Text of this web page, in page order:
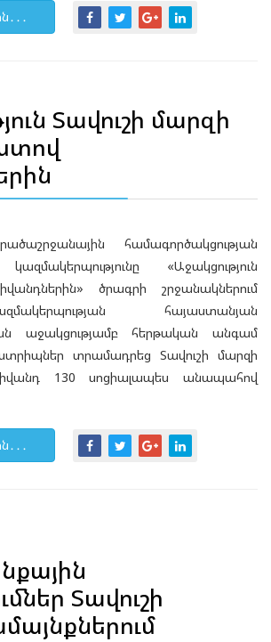
Տավուշի մարզի
համագործակցության
«Աջակցություն
ծրագրի շրջանակներում
հայաստանյան
աջակցությամբ հերթական անգամ
ստրիպներ տրամադրեց Տավուշի մարզի
130 սոցիալապես անապահով
Տավուշի